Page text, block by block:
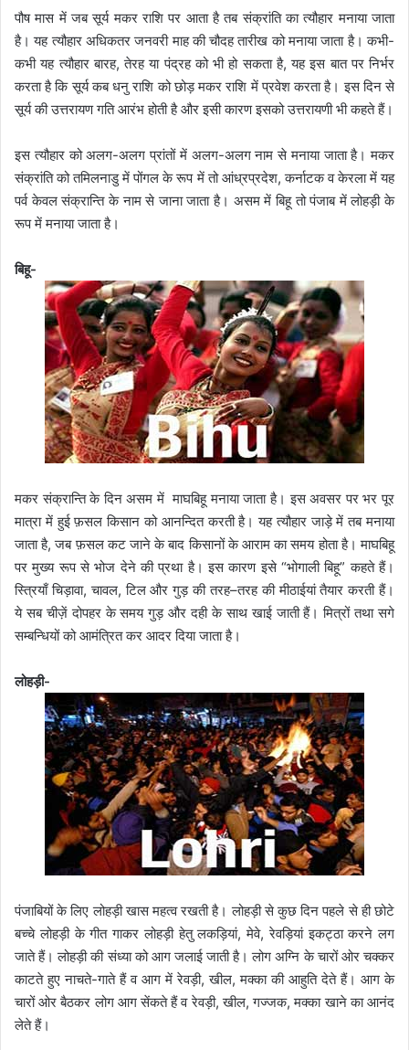
पौष मास में जब सूर्य मकर राशि पर आता है तब संक्रांति का त्यौहार मनाया जाता
है। यह त्यौहार अधिकतर जनवरी माह की चौदह तारीख को मनाया जाता है। कभी-
कभी यह त्यौहार बारह, तेरह या पंद्रह को भी हो सकता है, यह इस बात पर निर्भर
करता है कि सूर्य कब धनु राशि को छोड़ मकर राशि में प्रवेश करता है। इस दिन से
सूर्य की उत्तरायण गति आरंभ होती है और इसी कारण इसको उत्तरायणी भी कहते हैं।
इस त्यौहार को अलग-अलग प्रांतों में अलग-अलग नाम से मनाया जाता है। मकर
संक्रांति को तमिलनाडु में पोंगल के रूप में तो आंध्रप्रदेश, कर्नाटक व केरला में यह
पर्व केवल संक्रान्ति के नाम से जाना जाता है। असम में बिहू तो पंजाब में लोहड़ी के
रूप में मनाया जाता है।
बिहू-
मकर संक्रान्ति के दिन असम में माघबिहू मनाया जाता है। इस अवसर पर भर पूर
मात्रा में हुई फ़सल किसान को आनन्दित करती है। यह त्यौहार जाड़े में तब मनाया
जाता है, जब फ़सल कट जाने के बाद किसानों के आराम का समय होता है। माघबिहू
पर मुख्य रूप से भोज देने की प्रथा है। इस कारण इसे “भोगाली बिहू” कहते हैं।
स्त्रियाँ चिड़ावा, चावल, टिल और गुड़ की तरह–तरह की मीठाईयां तैयार करती हैं।
ये सब चीज़ें दोपहर के समय गुड़ और दही के साथ खाई जाती हैं। मित्रों तथा सगे
सम्बन्धियों को आमंत्रित कर आदर दिया जाता है।
लोहड़ी-
पंजाबियों के लिए लोहड़ी खास महत्व रखती है। लोहड़ी से कुछ दिन पहले से ही छोटे
बच्चे लोहड़ी के गीत गाकर लोहड़ी हेतु लकड़ियां, मेवे, रेवड़ियां इकट्ठा करने लग
जाते हैं। लोहड़ी की संध्या को आग जलाई जाती है। लोग अग्नि के चारों ओर चक्कर
काटते हुए नाचते-गाते हैं व आग में रेवड़ी, खील, मक्का की आहुति देते हैं। आग के
चारों ओर बैठकर लोग आग सेंकते हैं व रेवड़ी, खील, गज्जक, मक्का खाने का आनंद
लेते हैं।